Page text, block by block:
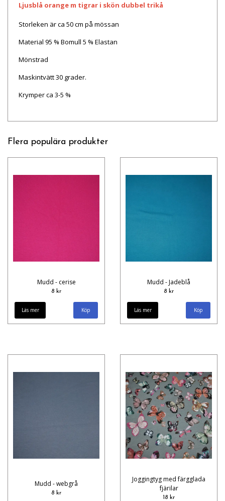
Ljusblå orange m tigrar i skön dubbel trikå
Storleken är ca 50 cm på mössan
Material 95 % Bomull 5 % Elastan
Mönstrad
Maskintvätt 30 grader.
Krymper ca 3-5 %
Flera populära produkter
Mudd - cerise
8 kr
Läs mer
Mudd - Jadeblå
8 kr
Läs mer
Mudd - webgrå
8 kr
Joggingtyg med färgglada
fjärilar
18 kr